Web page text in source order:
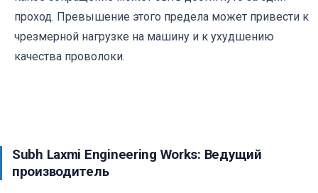
проход. Превышение этого предела может привести к
чрезмерной нагрузке на машину и к ухудшению
качества проволоки.
Subh Laxmi Engineering Works: Ведущий
производитель